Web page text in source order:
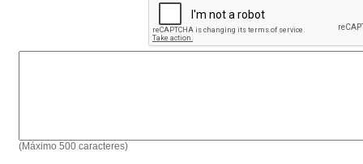
(Máximo 500 caracteres)